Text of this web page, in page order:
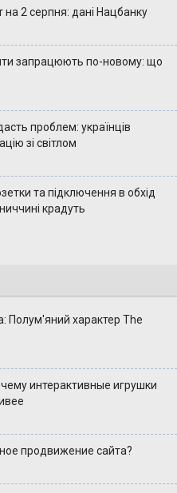
на 2 серпня: дані Нацбанку
запрацюють по-новому: що
проблем: українців
зі світлом
та підключення в обхід
крадуть
Полум'яний характер The
интерактивные игрушки
продвижение сайта?